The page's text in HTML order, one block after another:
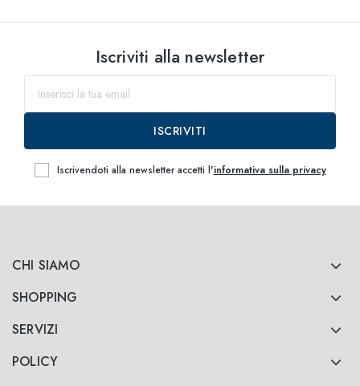
CHI SIAMO
SHOPPING
SERVIZI
POLICY
Iscriviti alla newsletter
ISCRIVITI
Iscrivendoti alla newsletter accetti l'informativa sulla privacy